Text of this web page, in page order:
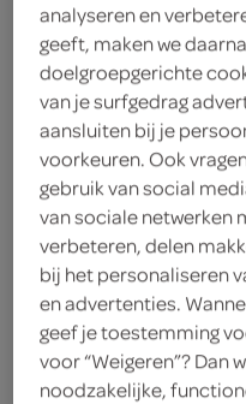
ingrediënten
150 gram boter
150 gram oude kaas
150 gram Parmezaanse
1 mespunt
(djinten)
1 theelepel komijnzaad
analyseren en
geeft, maken we
doelgroepgerichte
van je surfgedrag
aansluiten bij je
voorkeuren. Ook
gebruik van social
van sociale netwerken
verbeteren, delen
bij het personaliseren
en advertenties.
geef je toestemming
voor “Weigeren”? Dan
noodzakelijke,